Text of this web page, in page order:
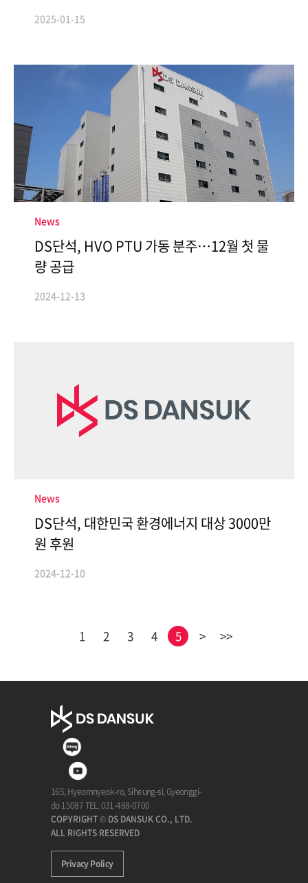
2025-01-15
News
DS단석, HVO PTU 가동 분주…12월 첫 물
량 공급
2024-12-13
News
DS단석, 대한민국 환경에너지 대상 3000만
원 후원
2024-12-10
1 2 3 4 5 > >>
165, Hyeomnyeok-ro, Siheung-si, Gyeonggi-
do 15087 TEL. 031-488-0700
COPYRIGHT © DS DANSUK CO., LTD.
ALL RIGHTS RESERVED
Privacy Policy